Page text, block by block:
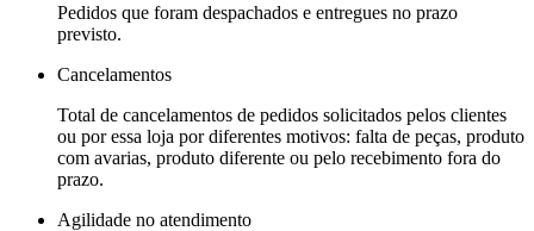
Pedidos que foram despachados e entregues no prazo
previsto.
Cancelamentos
Total de cancelamentos de pedidos solicitados pelos clientes
ou por essa loja por diferentes motivos: falta de peças, produto
com avarias, produto diferente ou pelo recebimento fora do
prazo.
Agilidade no atendimento